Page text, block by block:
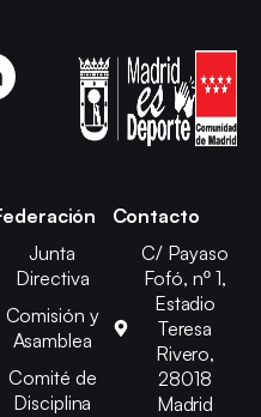
Junta
Directiva
Comisión y
Asamblea
Comité de
Disciplina
Contacto
C/ Payaso
Fofó, nº 1,
Estadio
Teresa
Rivero,
28018
Madrid